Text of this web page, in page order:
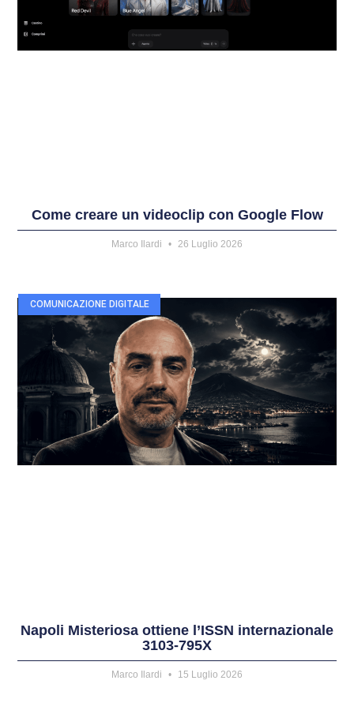
Come creare un videoclip con Google Flow
Marco Ilardi 26 Luglio 2026
COMUNICAZIONE DIGITALE
Napoli Misteriosa ottiene l’ISSN internazionale
3103-795X
Marco Ilardi 15 Luglio 2026